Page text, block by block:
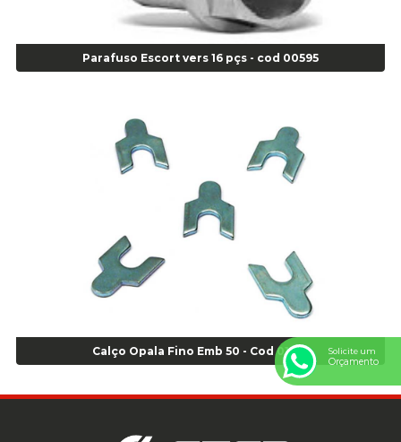
Alicate Universal 8" Gedore - Cod 00133
Anel Centralizador Fiat 4 pçs - Amarelo - Cod 00517
Anel Centralizador Honda 4 pçs - Vermelho - Cod 01465
Anel Centralizador Peugeot 4pçs - Branco - Cod 01466
Anel Centralizador Renault 4pçs - Marrom - Cod 01467
Anel Centralizador Toyota 4pçs - Preto - Cod 01335
Anel Centralizador VW 4pçs - Laranja - Cod 00520
Anel de vedação Jumbo OR-224 TG - Cod: 03749
Anel de vedação Jumbo OR-449 Cod: 03752
Anel p/ montagem de pneu s/cam aro 22,5 - Cod 00166
Anel para Montagem do Pneu Sem Câmara Aro 24,5 - Cod 02935
Anel para Vedação OR 325 - Cod 03390
Anel para Vedação OR 329 - Cod 01769
Parafuso Escort vers 16 pçs - cod 00595
Calço Opala Fino Emb 50 - Cod 01550 Solicite um
Orçamento